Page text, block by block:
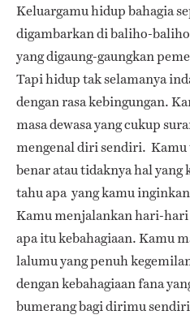
Keluargamu hidup bahagia
digambarkan di baliho-
yang digaung-gaungkan
Tapi hidup tak selamanya
dengan rasa kebingungan.
masa dewasa yang cukup
mengenal diri sendiri. Kamu
benar atau tidaknya hal
tahu apa yang kamu
Kamu menjalankan hari-
apa itu kebahagiaan. Kamu
lalumu yang penuh
dengan kebahagiaan fana
bumerang bagi dirimu